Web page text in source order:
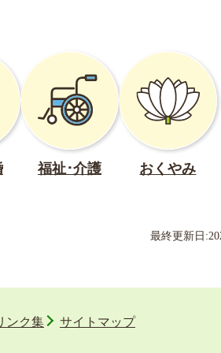
福祉･介護 おくやみ
最終更新日:
ンク集 サイトマップ